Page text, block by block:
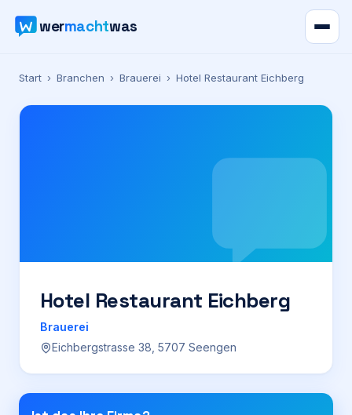
wermachtwas
Verzeichnis
Karte
Preise
Für Firmen
Login
Start › Branchen › Brauerei › Hotel Restaurant Eichberg
Hotel Restaurant Eichberg
Brauerei
Eichbergstrasse 38, 5707 Seengen